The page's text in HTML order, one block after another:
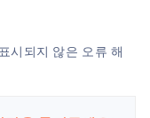
시되지 않은 오류 해